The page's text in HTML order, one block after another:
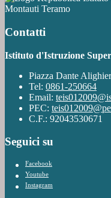
Montauti Teramo
Contatti
Istituto d'Istruzione
Piazza Dante
Tel: 0861-250664
Email:
PEC:
C.F.: 92043530671
Seguici su
Facebook
Youtube
Instagram